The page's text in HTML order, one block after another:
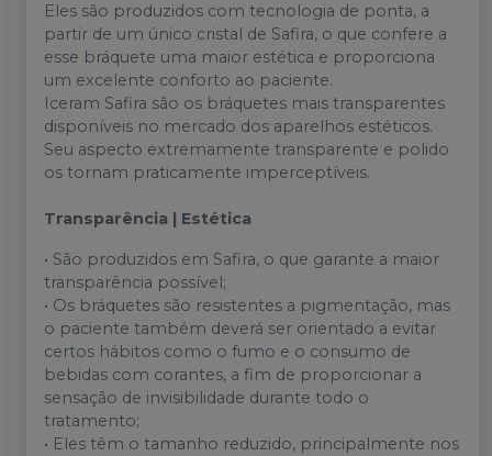
Eles são produzidos com tecnologia de ponta, a
partir de um único cristal de Safira, o que confere a
esse bráquete uma maior estética e proporciona
um excelente conforto ao paciente.
Iceram Safira são os bráquetes mais transparentes
disponíveis no mercado dos aparelhos estéticos.
Seu aspecto extremamente transparente e polido
os tornam praticamente imperceptíveis.
Transparência | Estética
• São produzidos em Safira, o que garante a maior
transparência possível;
• Os bráquetes são resistentes a pigmentação, mas
o paciente também deverá ser orientado a evitar
certos hábitos como o fumo e o consumo de
bebidas com corantes, a fim de proporcionar a
sensação de invisibilidade durante todo o
tratamento;
• Eles têm o tamanho reduzido, principalmente nos